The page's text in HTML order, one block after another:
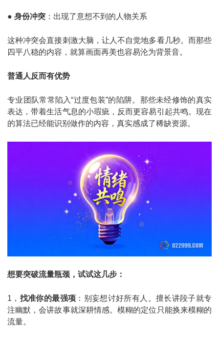
● 身份冲突 ：出现了意想不到的人物关系
这种冲突会直接刺激大脑，让人不自觉地多看几秒。而那些
四平八稳的内容，就算画面再美也容易沦为背景音。
普通人反而有优势
专业团队常常陷入“过度包装”的陷阱。那些未经修饰的真实
表达，带着生活气息的小瑕疵，反而更容易引起共鸣。现在
的算法已经能识别做作的内容，真实感成了稀缺资源。
想要突破流量瓶颈，试试这几步：
1， 找准你的最强项 ：别妄想讨好所有人。擅长讲段子就专
注幽默，会讲故事就深耕情感。模糊的定位只能换来模糊的
流量。